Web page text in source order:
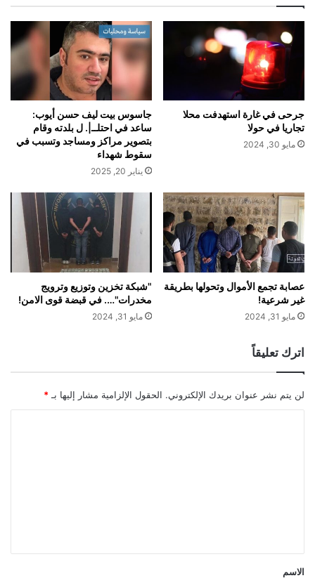
جرحى في غارة استهدفت محلا
تجاريا في حولا
مايو 30, 2024
جاسوس بيت ليف حسن أيوب:
ساعد في احتلــ|. ل بلدته وقام
بتصوير مراكز ومساجد وتسبب في
سقوط شهداء
يناير 20, 2025
عصابة تجمع الأموال وتحولها بطريقة
غير شرعية!
مايو 31, 2024
"شبكة تخزين وتوزيع وترويج
مخدرات"…. في قبضة قوى الامن!
مايو 31, 2024
اترك تعليقاً
لن يتم نشر عنوان بريدك الإلكتروني. الحقول الإلزامية مشار إليها بـ *
*
الاسم